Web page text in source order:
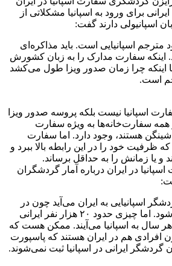
برای ورود به اسپانیا مشکلاتی از
اسپانیولی دارند گفت:
مترجم اسپانیایی است. باید مذاکره‌ای
اینکه سفارت مدارک را به زبان کشورش
اینکه چرا زمان صدور ویزا طول می‌کشد
است.
اسپانیا نیست بلکه پروسه صدور ویزا
سفارت‌خانه‌ها به ویژه سفارت
هستند، وجود دارد. اما سفارت
ظرفیت خود را در این رابطه بالا ببرد و
یا زمانش را به حداقل برساند.
در ایران درباره آمار گردشگران
اسپانیایی به ایران می‌آید چون در
اسپانیا این آمار ثبت نمی‌شود. اما چیزی حدود ۲۰ هزار نفر ایرانی
سال به اسپانیا می‌آیند. ممکن هست که
افرادی هم در ایران هستند که پاسپورت
گردشگر ایرانی در اسپانیا ثبت نمی‌شوند.